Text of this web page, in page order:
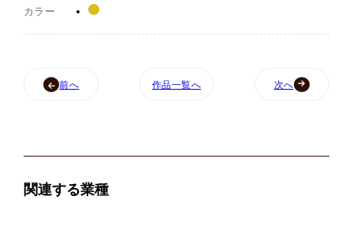
カラー
前へ 作品一覧へ 次へ
関連する業種